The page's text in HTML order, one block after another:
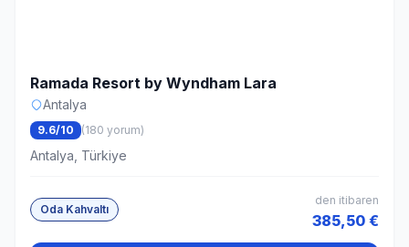
Ramada Resort by Wyndham Lara
Antalya
9.6/10 (180 yorum)
Antalya, Türkiye
Oda Kahvaltı
den itibaren
385,50 €